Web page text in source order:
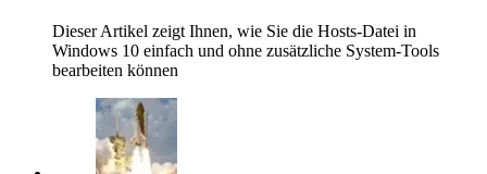
Dieser Artikel zeigt Ihnen, wie Sie die Hosts-Datei in
Windows 10 einfach und ohne zusätzliche System-Tools
bearbeiten können